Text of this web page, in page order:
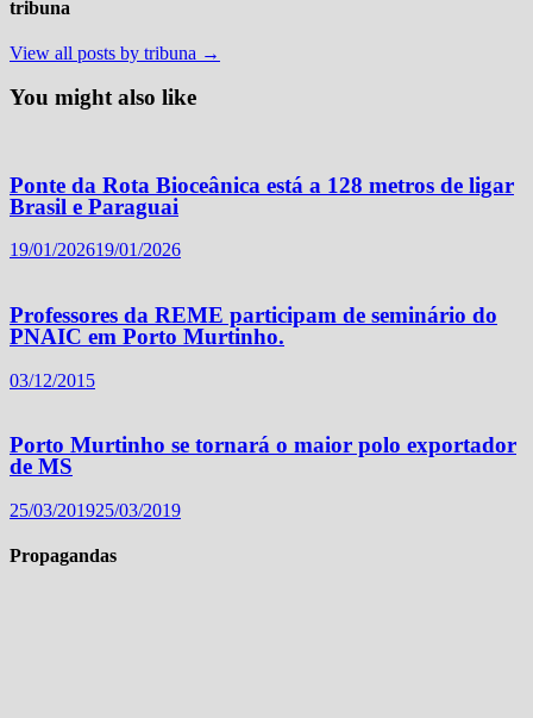
tribuna
View all posts by tribuna →
You might also like
Ponte da Rota Bioceânica está a 128 metros de ligar
Brasil e Paraguai
19/01/202619/01/2026
Professores da REME participam de seminário do
PNAIC em Porto Murtinho.
03/12/2015
Porto Murtinho se tornará o maior polo exportador
de MS
25/03/201925/03/2019
Propagandas